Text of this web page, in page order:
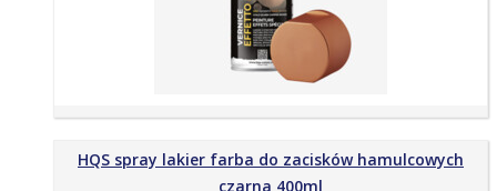
HQS spray lakier farba do zacisków hamulcowych
czarna 400ml